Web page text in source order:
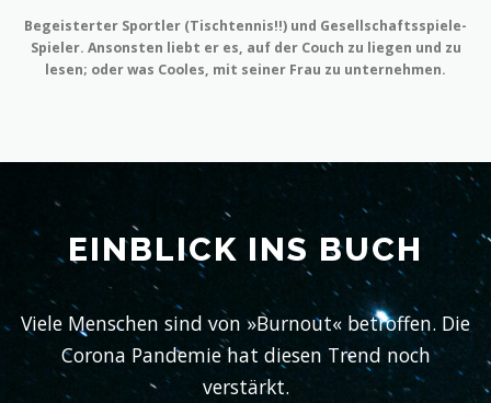
Begeisterter Sportler (Tischtennis!!) und Gesellschaftsspiele-
Spieler. Ansonsten liebt er es, auf der Couch zu liegen und zu
lesen; oder was Cooles, mit seiner Frau zu unternehmen.
EINBLICK INS BUCH
Viele Menschen sind von »Burnout« betroffen. Die
Corona Pandemie hat diesen Trend noch
verstärkt.